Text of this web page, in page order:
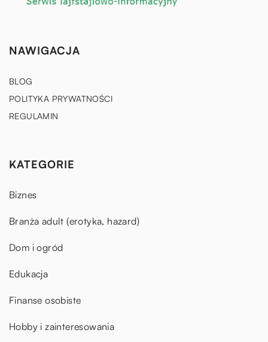
NAWIGACJA
BLOG
POLITYKA PRYWATNOŚCI
REGULAMIN
KATEGORIE
Biznes
Branża adult (erotyka, hazard)
Dom i ogród
Edukacja
Finanse osobiste
Hobby i zainteresowania